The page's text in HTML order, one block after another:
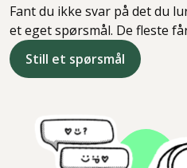
Fant du ikke svar på det du
et eget spørsmål. De fleste
Still et spørsmål